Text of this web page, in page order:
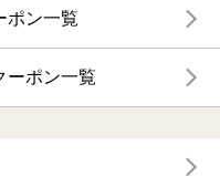
ポン一覧
ーポン一覧